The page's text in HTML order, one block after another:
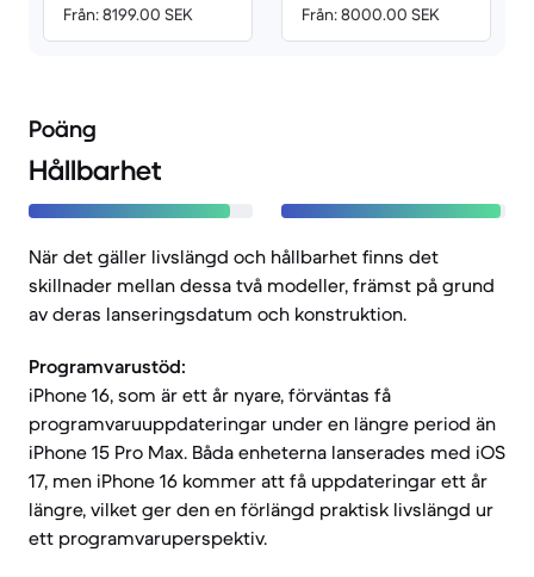
Från: 8199.00 SEK Från: 8000.00 SEK
Poäng
Hållbarhet
När det gäller livslängd och hållbarhet finns det
skillnader mellan dessa två modeller, främst på grund
av deras lanseringsdatum och konstruktion.
Programvarustöd:
iPhone 16, som är ett år nyare, förväntas få
programvaruuppdateringar under en längre period än
iPhone 15 Pro Max. Båda enheterna lanserades med iOS
17, men iPhone 16 kommer att få uppdateringar ett år
längre, vilket ger den en förlängd praktisk livslängd ur
ett programvaruperspektiv.